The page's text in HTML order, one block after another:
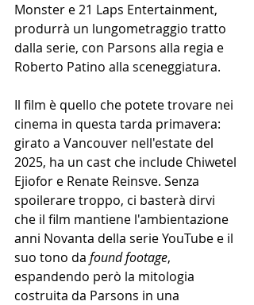
Monster e 21 Laps Entertainment,
produrrà un lungometraggio tratto
dalla serie, con Parsons alla regia e
Roberto Patino alla sceneggiatura.
Il film è quello che potete trovare nei
cinema in questa tarda primavera:
girato a Vancouver nell'estate del
2025, ha un cast che include Chiwetel
Ejiofor e Renate Reinsve. Senza
spoilerare troppo, ci basterà dirvi
che il film mantiene l'ambientazione
anni Novanta della serie YouTube e il
suo tono da found footage,
espandendo però la mitologia
costruita da Parsons in una